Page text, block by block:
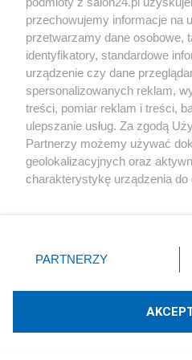
Rozmaitości
Meta-założenia nauki
Rozmaitości
przechowujemy informacje na
przetwarzamy dane osobowe,
identyfikatory, standardowe
urządzenie czy dane
spersonalizowanych reklam,
treści, pomiar reklam i treści,
ulepszanie usług. Za zgodą
Partnerzy możemy używać
geolokalizacyjnych oraz
charakterystykę urządzenia do
zmienić/wycofać klikając
znajdujący się w lewym
rodzaje przetwarzania danych
użytkownika, ale masz prawo
PARTNERZY